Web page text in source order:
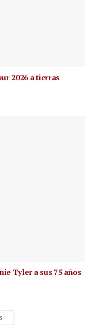
2026 a tierras
Tyler a sus 75 años